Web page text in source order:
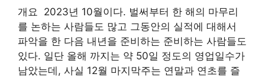
개요 2023년 10월이다. 벌써부터 한 해의 마무리
를 논하는 사람들도 많고 그동안의 실적에 대해서
파악을 한 다음 내년을 준비하는 준비하는 사람들도
있다. 일단 올해 까지는 약 50일 정도의 영업일수가
남았는데, 사실 12월 마지막주는 연말과 연초를 즐